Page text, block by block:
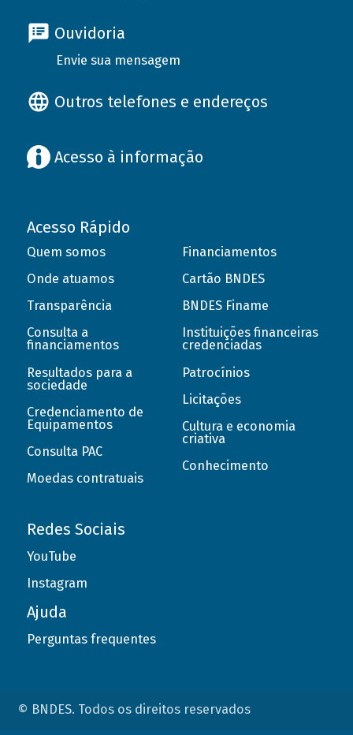
Ouvidoria
Envie sua mensagem
Outros telefones e endereços
Acesso à informação
Acesso Rápido
Quem somos
Onde atuamos
Transparência
Consulta a
financiamentos
Resultados para a
sociedade
Credenciamento de
Equipamentos
Consulta PAC
Moedas contratuais
Financiamentos
Cartão BNDES
BNDES Finame
Instituições financeiras
credenciadas
Patrocínios
Licitações
Cultura e economia
criativa
Conhecimento
Redes Sociais
YouTube
Instagram
Ajuda
Perguntas frequentes
© BNDES. Todos os direitos reservados